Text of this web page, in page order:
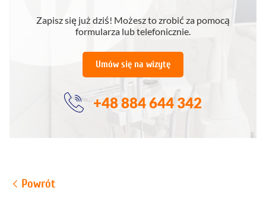
Zapisz się już dziś! Możesz to zrobić za pomocą
formularza lub telefonicznie.
Umów się na wizytę
+48 884 644 342
Powrót